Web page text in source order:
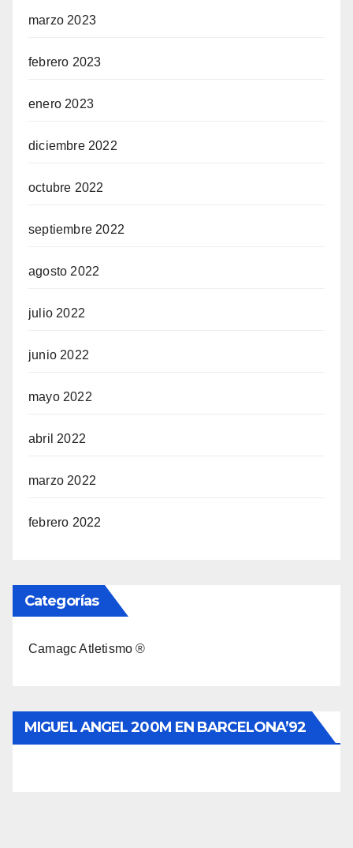
marzo 2023
febrero 2023
enero 2023
diciembre 2022
octubre 2022
septiembre 2022
agosto 2022
julio 2022
junio 2022
mayo 2022
abril 2022
marzo 2022
febrero 2022
Categorías
Camagc Atletismo ®
MIGUEL ANGEL 200M EN BARCELONA’92